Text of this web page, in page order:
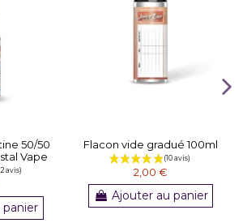
50/50
Vape
Flacon vide gradué 100ml
2,00 €
Ajouter au panier